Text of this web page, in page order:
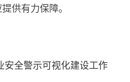
供有力保障。
安全警示可视化建设工作